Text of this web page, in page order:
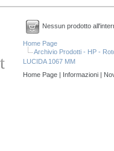
Nessun prodotto
Home Page
Archivio Prodotti - HP -
LUCIDA 1067 MM
Home Page | Informazioni |